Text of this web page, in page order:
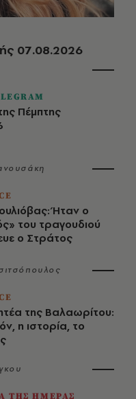
07.08.2026
Πέμπτης
Ήταν ο
του τραγουδιού
ο Στράτος
της Βαλαωρίτου:
η ιστορία, το
ΤΗΣ ΗΜΕΡΑΣ